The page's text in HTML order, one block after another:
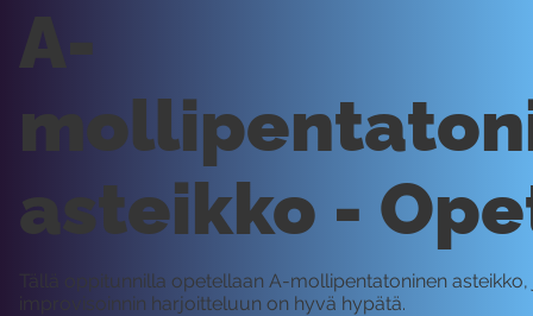
A-
asteikko -
Tällä oppitunnilla opetellaan A-mollipentatoninen
improvisoinnin harjoitteluun on hyvä hypätä.